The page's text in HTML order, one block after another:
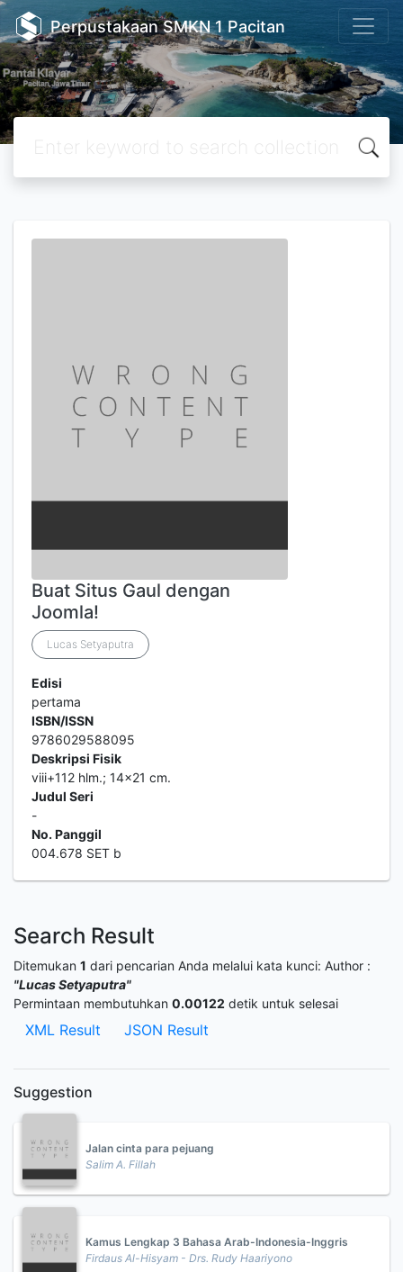
Perpustakaan SMKN 1 Pacitan
Buat Situs Gaul dengan
Joomla!
Lucas Setyaputra
Edisi
pertama
ISBN/ISSN
9786029588095
Deskripsi Fisik
viii+112 hlm.; 14x21 cm.
Judul Seri
-
No. Panggil
004.678 SET b
Search Result
Ditemukan 1 dari pencarian Anda melalui kata kunci: Author :
"Lucas Setyaputra"
Permintaan membutuhkan 0.00122 detik untuk selesai
XML Result JSON Result
Suggestion
Jalan cinta para pejuang
Salim A. Fillah
Kamus Lengkap 3 Bahasa Arab-Indonesia-Inggris
Firdaus Al-Hisyam - Drs. Rudy Haariyono